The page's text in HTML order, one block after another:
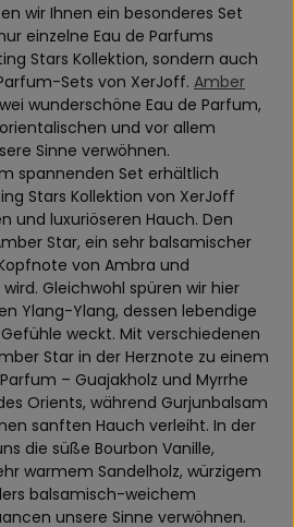
wir Ihnen ein besonderes Set
einzelne Eau de Parfums
Stars Kollektion, sondern auch
Sets von XerJoff. Amber
wunderschöne Eau de Parfum,
und vor allem
Sinne verwöhnen.
spannenden Set erhältlich
Stars Kollektion von XerJoff
und luxuriöseren Hauch. Den
Star, ein sehr balsamischer
von Ambra und
Gleichwohl spüren wir hier
Ylang-Ylang, dessen lebendige
weckt. Mit verschiedenen
Star in der Herznote zu einem
– Guajakholz und Myrrhe
Orients, während Gurjunbalsam
sanften Hauch verleiht. In der
die süße Bourbon Vanille,
warmem Sandelholz, würzigem
balsamisch-weichem
unsere Sinne verwöhnen.